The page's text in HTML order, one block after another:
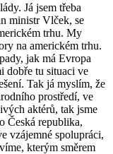
Já jsem třeba
ministr Vlček, se
trhu. My
na americkém trhu.
jak má Evropa
dobře tu situaci ve
Tak já myslím, že
prostředí, ve
aktérů, tak jsme
Česká republika,
vzájemné spolupráci,
kterým směrem